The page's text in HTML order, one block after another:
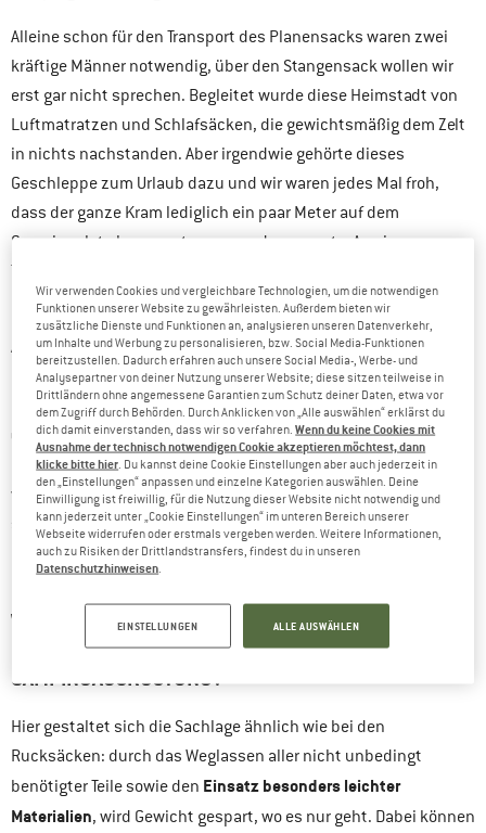
Alleine schon für den Transport des Planensacks waren zwei
kräftige Männer notwendig, über den Stangensack wollen wir
erst gar nicht sprechen. Begleitet wurde diese Heimstadt von
Luftmatratzen und Schlafsäcken, die gewichtsmäßig dem Zelt
in nichts nachstanden. Aber irgendwie gehörte dieses
Geschleppe zum Urlaub dazu und wir waren jedes Mal froh,
dass der ganze Kram lediglich ein paar Meter auf dem
Campingplatz herumgetragen werden musste. An eine
Trekkingtour wäre mit dieser Ausrüstung nicht zu denken
gewesen.
Aber warum erzähle ich das alles? Nachdem wir uns hier im
Blog mit dem Thema ultraleichte Rucksäcke
auseinandergesetzt haben, möchten wir uns heute einmal
ultraleichteZelte, Schlafsäcke und Isomattennäher ansehen.
Dabei handelt es sich freilich um das genaue Gegenteil zu dem,
was ich als Kind erlebt habe und ist aber gleichzeitig auch ein
schönes Beispiel, wie sich Materialien und Technologien auch
im Bereich der Campingausrüstung weiterentwickelt haben.
WAS MACHT ZELT, SCHLAFSACK, ISOMATTE & CO.
EIGENTLICH ZUR ULTRALEICHTEN
CAMPINGAUSRÜSTUNG?
Hier gestaltet sich die Sachlage ähnlich wie bei den
Rucksäcken: durch das Weglassen aller nicht unbedingt
benötigter Teile sowie den Einsatz besonders leichter
Materialien, wird Gewicht gespart, wo es nur geht. Dabei können
Wir verwenden Cookies und vergleichbare Technologien, um die notwendigen
Funktionen unserer Website zu gewährleisten. Außerdem bieten wir
zusätzliche Dienste und Funktionen an, analysieren unseren Datenverkehr,
um Inhalte und Werbung zu personalisieren, bzw. Social Media-Funktionen
bereitzustellen. Dadurch erfahren auch unsere Social Media-, Werbe- und
Analysepartner von deiner Nutzung unserer Website; diese sitzen teilweise in
Drittländern ohne angemessene Garantien zum Schutz deiner Daten, etwa vor
dem Zugriff durch Behörden. Durch Anklicken von „Alle auswählen“ erklärst du
dich damit einverstanden, dass wir so verfahren.Wenn du keine Cookies mit
Ausnahme der technisch notwendigen Cookie akzeptieren möchtest, dann
klicke bitte hier . Du kannst deine Cookie Einstellungen aber auch jederzeit in
den „Einstellungen“ anpassen und einzelne Kategorien auswählen. Deine
Einwilligung ist freiwillig, für die Nutzung dieser Website nicht notwendig und
kann jederzeit unter „Cookie Einstellungen“ im unteren Bereich unserer
Webseite widerrufen oder erstmals vergeben werden. Weitere Informationen,
auch zu Risiken der Drittlandstransfers, findest du in unseren
Datenschutzhinweisen
EINSTELLUNGEN ALLE AUSWÄHLEN